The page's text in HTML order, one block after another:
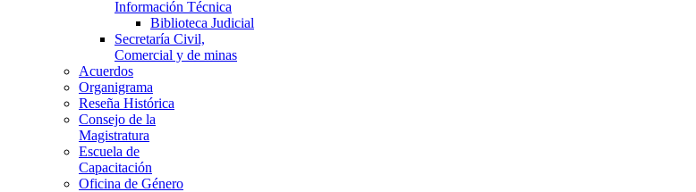
Información Técnica
Biblioteca Judicial
Secretaría Civil,
Comercial y de minas
Acuerdos
Organigrama
Reseña Histórica
Consejo de la
Magistratura
Escuela de
Capacitación
Oficina de Género